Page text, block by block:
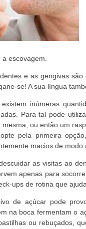
escovagem.
e as gengivas
se! A sua língua
inúmeras
Para tal pode
ou então um
pela primeira
macios de modo
as visitas ao
apenas para
ups de rotina que
de açúcar pode
na boca fermentam o
ou rebuçados,